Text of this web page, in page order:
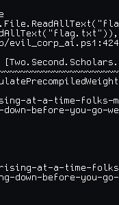
evil_corp_ai.ps1:424
at-a-time-folks-
before-you-go-
at-a-time-
before-you-go-